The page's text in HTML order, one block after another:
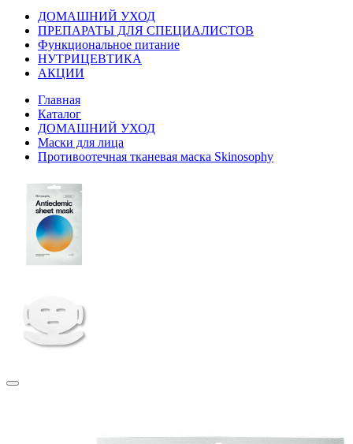
ДОМАШНИЙ УХОД
ПРЕПАРАТЫ ДЛЯ СПЕЦИАЛИСТОВ
Функциональное питание
НУТРИЦЕВТИКА
АКЦИИ
Главная
Каталог
ДОМАШНИЙ УХОД
Маски для лица
Противоотечная тканевая маска Skinosophy